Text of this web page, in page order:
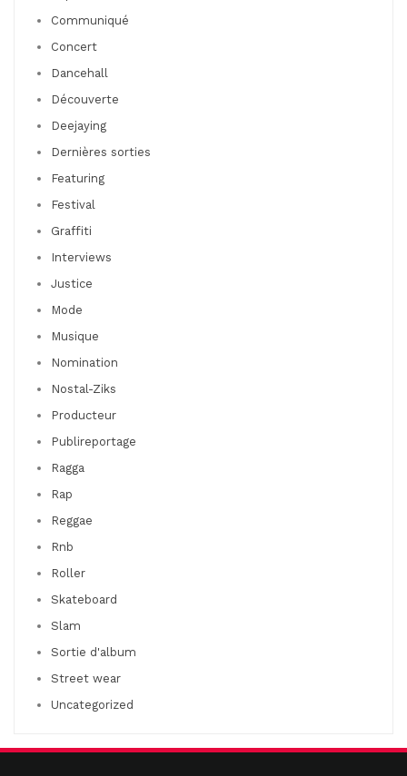
Communiqué
Concert
Dancehall
Découverte
Deejaying
Dernières sorties
Featuring
Festival
Graffiti
Interviews
Justice
Mode
Musique
Nomination
Nostal-Ziks
Producteur
Publireportage
Ragga
Rap
Reggae
Rnb
Roller
Skateboard
Slam
Sortie d'album
Street wear
Uncategorized